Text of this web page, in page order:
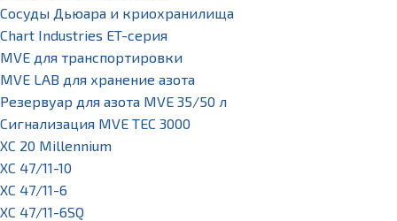
Сосуды Дьюара и криохранилища
Chart Industries ET-серия
MVE для транспортировки
MVE LAB для хранение азота
Резервуар для азота MVE 35/50 л
Сигнализация MVE TEC 3000
XC 20 Millennium
XC 47/11-10
XC 47/11-6
XC 47/11-6SQ